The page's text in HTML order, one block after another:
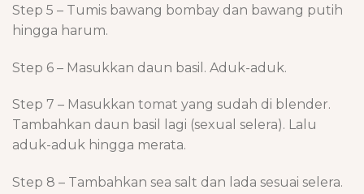
Step 5 – Tumis bawang bombay dan bawang putih
hingga harum.
Step 6 – Masukkan daun basil. Aduk-aduk.
Step 7 – Masukkan tomat yang sudah di blender.
Tambahkan daun basil lagi (sexual selera). Lalu
aduk-aduk hingga merata.
Step 8 – Tambahkan sea salt dan lada sesuai selera.